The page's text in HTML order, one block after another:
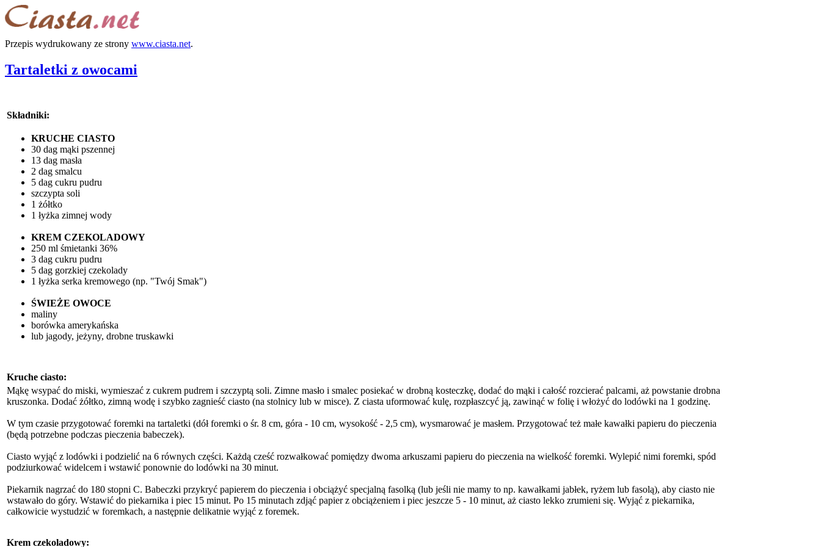
Przepis wydrukowany ze strony www.ciasta.net.
Tartaletki z owocami
Składniki:
KRUCHE CIASTO
30 dag mąki pszennej
13 dag masła
2 dag smalcu
5 dag cukru pudru
szczypta soli
1 żółtko
1 łyżka zimnej wody
KREM CZEKOLADOWY
250 ml śmietanki 36%
3 dag cukru pudru
5 dag gorzkiej czekolady
1 łyżka serka kremowego (np. "Twój Smak")
ŚWIEŻE OWOCE
maliny
borówka amerykańska
lub jagody, jeżyny, drobne truskawki
Kruche ciasto:
Mąkę wsypać do miski, wymieszać z cukrem pudrem i szczyptą soli. Zimne masło i smalec posiekać w drobną kosteczkę, dodać do mąki i całość rozcierać palcami, aż powstanie drobna
kruszonka. Dodać żółtko, zimną wodę i szybko zagnieść ciasto (na stolnicy lub w misce). Z ciasta uformować kulę, rozpłaszcyć ją, zawinąć w folię i włożyć do lodówki na 1 godzinę.
W tym czasie przygotować foremki na tartaletki (dół foremki o śr. 8 cm, góra - 10 cm, wysokość - 2,5 cm), wysmarować je masłem. Przygotować też małe kawałki papieru do pieczenia
(będą potrzebne podczas pieczenia babeczek).
Ciasto wyjąć z lodówki i podzielić na 6 równych części. Każdą cześć rozwałkować pomiędzy dwoma arkuszami papieru do pieczenia na wielkość foremki. Wylepić nimi foremki, spód
podziurkować widelcem i wstawić ponownie do lodówki na 30 minut.
Piekarnik nagrzać do 180 stopni C. Babeczki przykryć papierem do pieczenia i obciążyć specjalną fasolką (lub jeśli nie mamy to np. kawałkami jabłek, ryżem lub fasolą), aby ciasto nie
wstawało do góry. Wstawić do piekarnika i piec 15 minut. Po 15 minutach zdjąć papier z obciążeniem i piec jeszcze 5 - 10 minut, aż ciasto lekko zrumieni się. Wyjąć z piekarnika,
całkowicie wystudzić w foremkach, a następnie delikatnie wyjąć z foremek.
Krem czekoladowy: